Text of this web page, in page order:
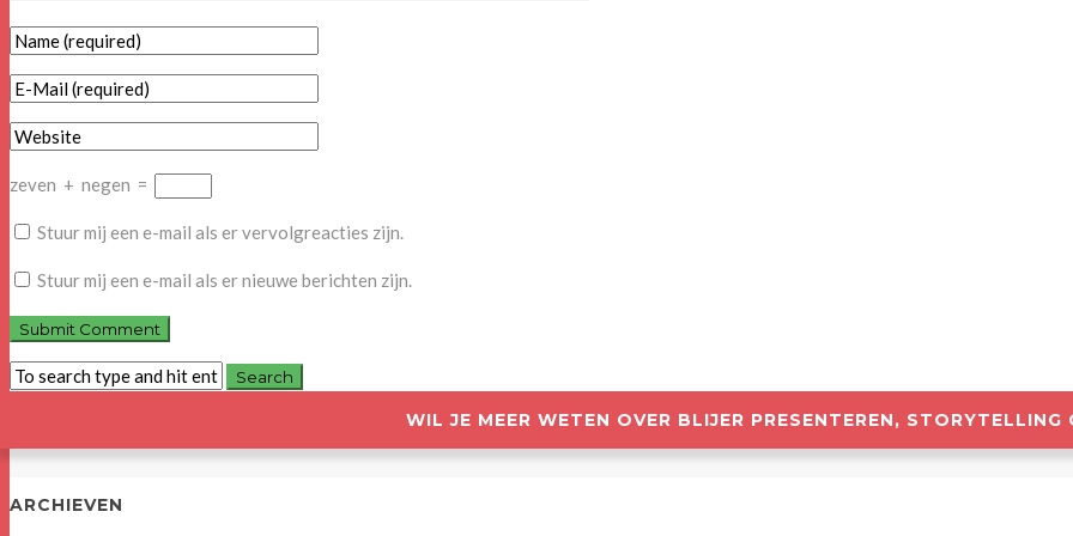
zeven + negen =
Stuur mij een e-mail als er vervolgreacties zijn.
Stuur mij een e-mail als er nieuwe berichten zijn.
WIL JE MEER WETEN OVER BLIJER PRESENTEREN, STORYTELLING
ARCHIEVEN